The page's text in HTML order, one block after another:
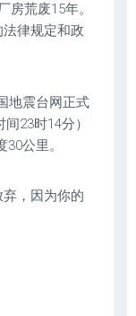
房荒废15年。
律规定和政
地震台网正式
23时14分）
公里。
弃，因为你的